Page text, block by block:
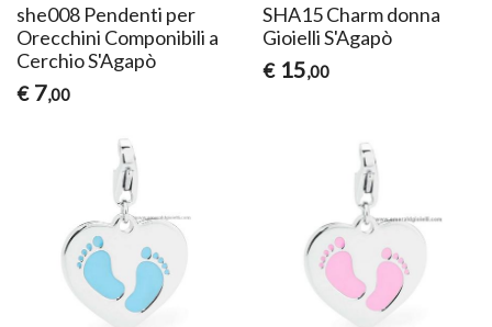
she008 Pendenti per
Orecchini Componibili a
Cerchio S'Agapò
€ 7,00
SHA15 Charm donna
Gioielli S'Agapò
€ 15,00